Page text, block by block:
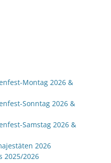
Montag 2026 &
Sonntag 2026 &
Samstag 2026 &
2026
2025/2026